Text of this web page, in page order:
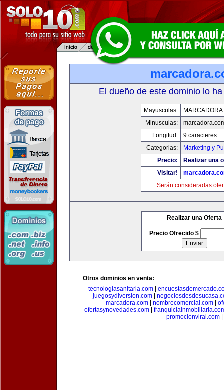
El dueño de este dominio lo
Mayusculas:
Minusculas:
Longitud:
9 caracteres
Categorias:
Marketing y
Precio:
Realizar una
Visitar!
Serán consideradas
Realizar una Oferta
Precio Ofrecido $
Otros dominios en venta:
tecnologiasanitaria.com|
juegosydiversion.com
marcadora.com| nombrecomercial.com|
ofertasynovedades.com|
promocionviral.com|